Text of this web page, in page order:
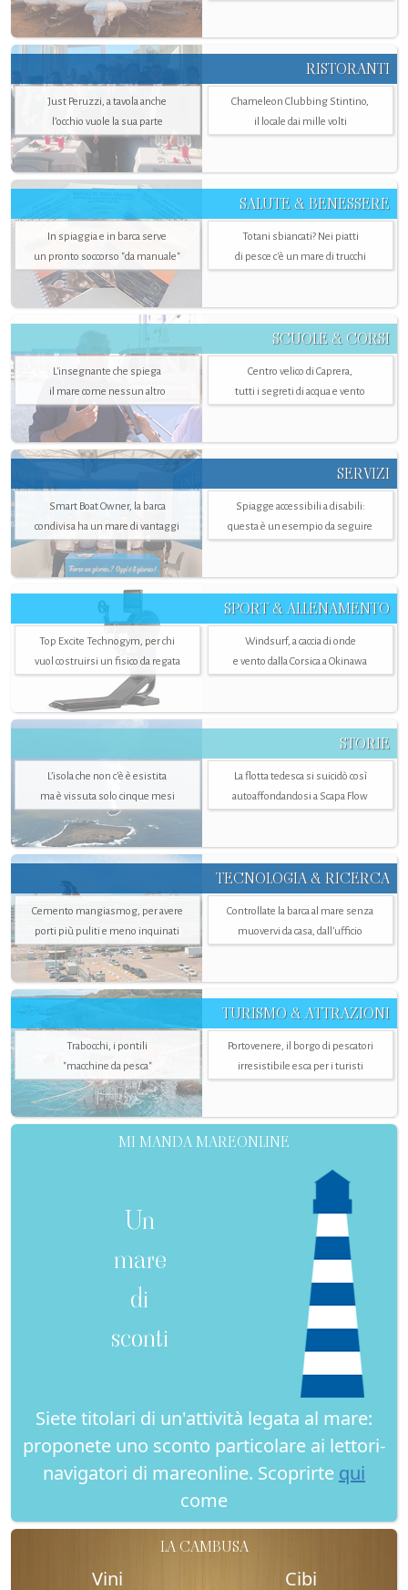
RISTORANTI
Just Peruzzi, a tavola anche
l’occhio vuole la sua parte
Chameleon Clubbing Stintino,
il locale dai mille volti
SALUTE & BENESSERE
In spiaggia e in barca serve
un pronto soccorso "da manuale"
Totani sbiancati? Nei piatti
di pesce c'è un mare di trucchi
SCUOLE & CORSI
L'insegnante che spiega
il mare come nessun altro
Centro velico di Caprera,
tutti i segreti di acqua e vento
SERVIZI
Smart Boat Owner, la barca
condivisa ha un mare di vantaggi
Spiagge accessibili a disabili:
questa è un esempio da seguire
SPORT & ALLENAMENTO
Top Excite Technogym, per chi
vuol costruirsi un fisico da regata
Windsurf, a caccia di onde
e vento dalla Corsica a Okinawa
STORIE
L’isola che non c'è è esistita
ma è vissuta solo cinque mesi
La flotta tedesca si suicidò così
autoaffondandosi a Scapa Flow
TECNOLOGIA & RICERCA
Cemento mangiasmog, per avere
porti più puliti e meno inquinati
Controllate la barca al mare senza
muovervi da casa, dall’ufficio
TURISMO & ATTRAZIONI
Trabocchi, i pontili
"macchine da pesca"
Portovenere, il borgo di pescatori
irresistibile esca per i turisti
MI MANDA MAREONLINE
Un
mare
di
sconti
Siete titolari di un'attività legata al mare:
proponete uno sconto particolare ai lettori-
navigatori di mareonline. Scoprirte qui
come
LA CAMBUSA
Vini Cibi